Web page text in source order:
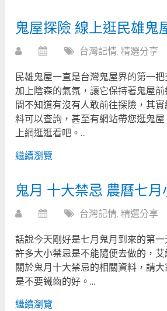
鬼屋探險 線上逛民雄鬼
台灣記情,精選分享
民雄鬼屋一直是台灣鬼屋界的第一
加上陰森的氣氛，讓它保持著鬼屋
間不知道有沒有人敢前往探險，其
料可以查詢，甚至有網站帶您逛鬼
上網逛逛看吧。...
繼續瀏覽
鬼月 十大禁忌 農曆七
台灣記情,精選分享
話說今天剛好是七月鬼月到來的第
許多大小禁忌是不能隨便去做的，艾
關於鬼月十大禁忌的相關資料，請
是不要鐵齒的好。...
繼續瀏覽